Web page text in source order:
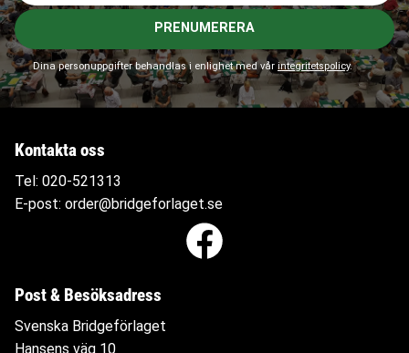
PRENUMERERA
Dina personuppgifter behandlas i enlighet med vår integritetspolicy.
Kontakta oss
Tel: 020-521313
E-post: order@bridgeforlaget.se
Post & Besöksadress
Svenska Bridgeförlaget
Hansens väg 10